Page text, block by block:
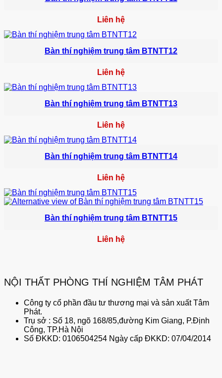
Liên hệ
Bàn thí nghiệm trung tâm BTNTT12
Liên hệ
Bàn thí nghiệm trung tâm BTNTT13
Liên hệ
Bàn thí nghiệm trung tâm BTNTT14
Liên hệ
Bàn thí nghiệm trung tâm BTNTT15
Liên hệ
NỘI THẤT PHÒNG THÍ NGHIỆM TÂM PHÁT
Công ty cổ phần đầu tư thương mại và sản xuất Tâm
Phát.
Trụ sở : Số 18, ngõ 168/85,đường Kim Giang, P.Định
Công, TP.Hà Nội
Số ĐKKD: 0106504254 Ngày cấp ĐKKD: 07/04/2014